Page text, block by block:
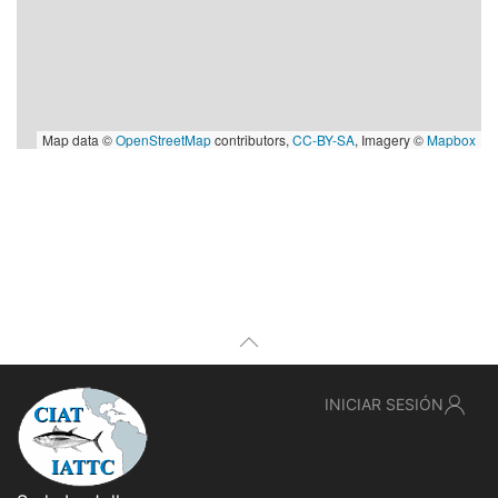
Map data ©OpenStreetMapcontributors, CC-BY-SA, Imagery ©Mapbox
INICIAR SESIÓN